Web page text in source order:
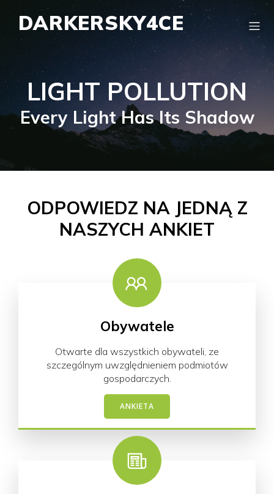
DARKERSKY4CE
LIGHT POLLUTION
Every Light Has Its Shadow
ODPOWIEDZ NA JEDNĄ Z
NASZYCH ANKIET
Obywatele
Otwarte dla wszystkich obywateli, ze
szczególnym uwzględnieniem podmiotów
gospodarczych.
ANKIETA